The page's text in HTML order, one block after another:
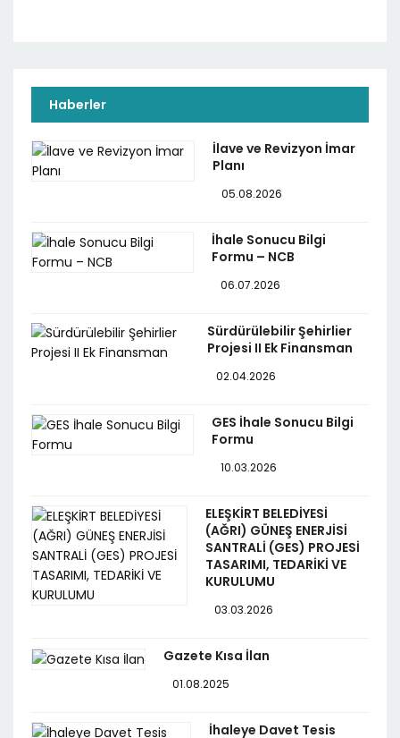
Haberler
İlave ve Revizyon İmar
Planı
05.08.2026
İhale Sonucu Bilgi
Formu – NCB
06.07.2026
Sürdürülebilir Şehirlier
Projesi II Ek Finansman
02.04.2026
GES İhale Sonucu Bilgi
Formu
10.03.2026
ELEŞKİRT BELEDİYESİ
(AĞRI) GÜNEŞ ENERJİSİ
SANTRALİ (GES) PROJESİ
TASARIMI, TEDARİKİ VE
KURULUMU
03.03.2026
Gazete Kısa İlan
01.08.2025
İhaleye Davet Tesis